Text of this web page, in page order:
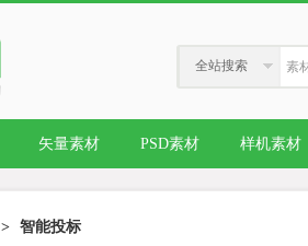
全站搜索
矢量素材 PSD素材 样机素材
> 智能投标